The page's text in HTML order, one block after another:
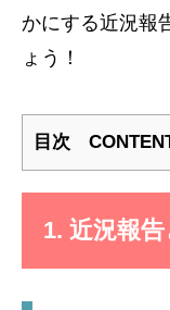
かにする近況報
ょう！
目次
1. 近況報